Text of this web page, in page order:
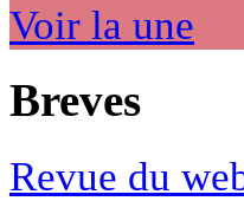
Voir la une
Breves
Revue du